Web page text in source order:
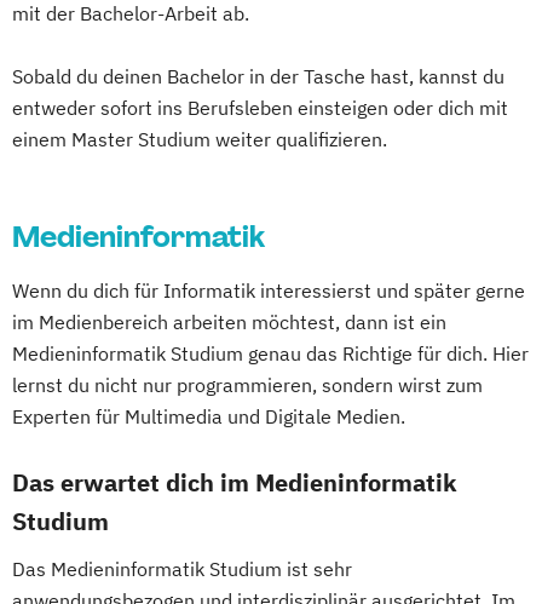
mit der Bachelor-Arbeit ab.
Sobald du deinen Bachelor in der Tasche hast, kannst du
entweder sofort ins Berufsleben einsteigen oder dich mit
einem Master Studium weiter qualifizieren.
Medieninformatik
Wenn du dich für Informatik interessierst und später gerne
im Medienbereich arbeiten möchtest, dann ist ein
Medieninformatik Studium genau das Richtige für dich. Hier
lernst du nicht nur programmieren, sondern wirst zum
Experten für Multimedia und Digitale Medien.
Das erwartet dich im Medieninformatik
Studium
Das Medieninformatik Studium ist sehr